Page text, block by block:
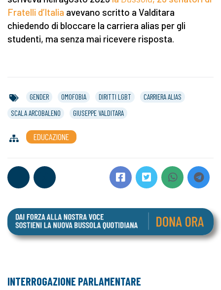
Fratelli d’Italia avevano scritto a Valditara
chiedendo di bloccare la carriera alias per gli
studenti, ma senza mai ricevere risposta.
GENDER OMOFOBIA DIRITTI LGBT
CARRIERA ALIAS
SCALA ARCOBALENO
GIUSEPPE VALDITARA
EDUCAZIONE
INTERROGAZIONE PARLAMENTARE